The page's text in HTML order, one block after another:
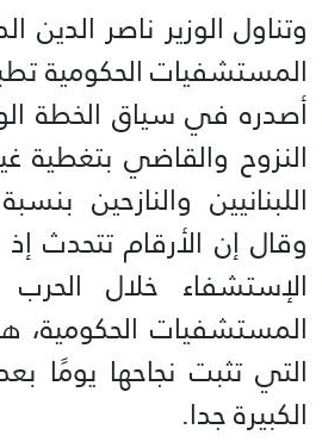
وتناول الوزير ناصر الدين
المستشفيات الحكومية
أصدره في سياق الخطة
النزوح والقاضي بتغطية
اللبنانيين والنازحين
الإستشفاء خلال
المستشفيات
التي تثبت نجاحها يومًا
الكبيرة جدا.